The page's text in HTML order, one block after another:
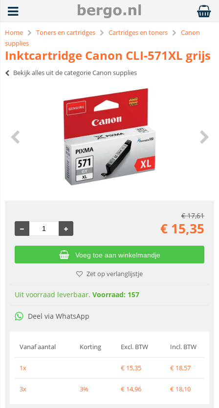
Home Toners en cartridges Cartridges en toners
Canon
supplies
Inktcartridge Canon CLI-571XL grijs
Bekijk alles uit de categorie Canon supplies
€17,61
€ 15,35
Voeg toe aan winkelmandje
Zet op verlanglijstje
Uit voorraad leverbaar. Voorraad: 157
Deel via WhatsApp
Vanaf aantal Korting Excl. BTW Incl. BTW
1x € 15,35 € 18,57
3x 3% € 14,96 € 18,10